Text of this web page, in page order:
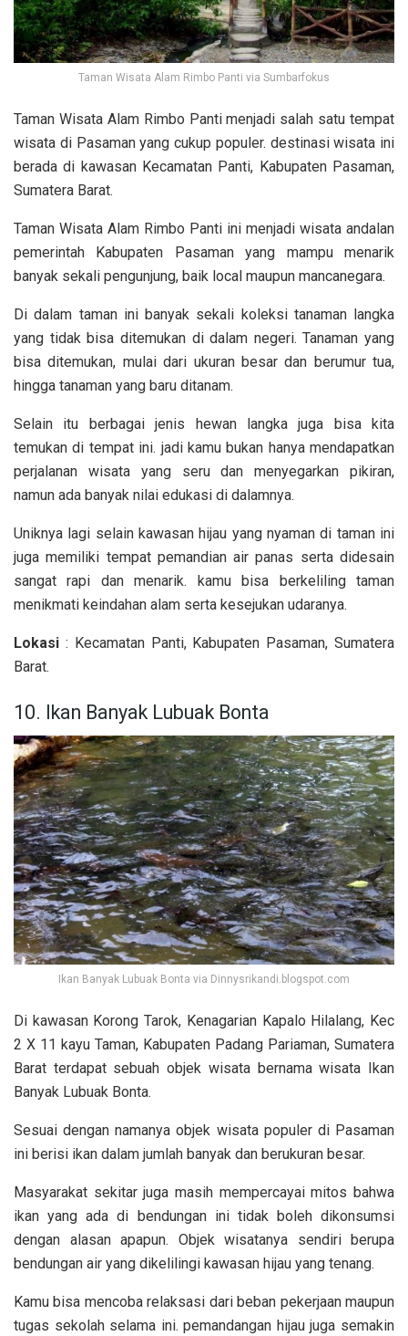
Taman Wisata Alam Rimbo Panti via Sumbarfokus
Taman Wisata Alam Rimbo Panti menjadi salah satu tempat
wisata di Pasaman yang cukup populer. destinasi wisata ini
berada di kawasan Kecamatan Panti, Kabupaten Pasaman,
Sumatera Barat.
Taman Wisata Alam Rimbo Panti ini menjadi wisata andalan
pemerintah Kabupaten Pasaman yang mampu menarik
banyak sekali pengunjung, baik local maupun mancanegara.
Di dalam taman ini banyak sekali koleksi tanaman langka
yang tidak bisa ditemukan di dalam negeri. Tanaman yang
bisa ditemukan, mulai dari ukuran besar dan berumur tua,
hingga tanaman yang baru ditanam.
Selain itu berbagai jenis hewan langka juga bisa kita
temukan di tempat ini. jadi kamu bukan hanya mendapatkan
perjalanan wisata yang seru dan menyegarkan pikiran,
namun ada banyak nilai edukasi di dalamnya.
Uniknya lagi selain kawasan hijau yang nyaman di taman ini
juga memiliki tempat pemandian air panas serta didesain
sangat rapi dan menarik. kamu bisa berkeliling taman
menikmati keindahan alam serta kesejukan udaranya.
Lokasi : Kecamatan Panti, Kabupaten Pasaman, Sumatera
Barat.
10. Ikan Banyak Lubuak Bonta
Ikan Banyak Lubuak Bonta via Dinnysrikandi.blogspot.com
Di kawasan Korong Tarok, Kenagarian Kapalo Hilalang, Kec
2 X 11 kayu Taman, Kabupaten Padang Pariaman, Sumatera
Barat terdapat sebuah objek wisata bernama wisata Ikan
Banyak Lubuak Bonta.
Sesuai dengan namanya objek wisata populer di Pasaman
ini berisi ikan dalam jumlah banyak dan berukuran besar.
Masyarakat sekitar juga masih mempercayai mitos bahwa
ikan yang ada di bendungan ini tidak boleh dikonsumsi
dengan alasan apapun. Objek wisatanya sendiri berupa
bendungan air yang dikelilingi kawasan hijau yang tenang.
Kamu bisa mencoba relaksasi dari beban pekerjaan maupun
tugas sekolah selama ini. pemandangan hijau juga semakin